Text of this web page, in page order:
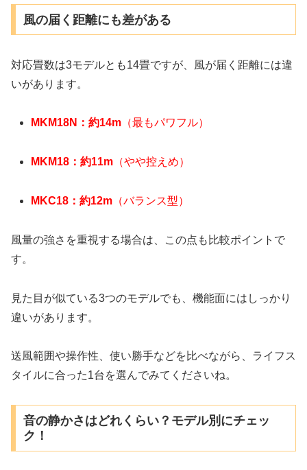
風の届く距離にも差がある
対応畳数は3モデルとも14畳ですが、風が届く距離には違
いがあります。
MKM18N：約14m （最もパワフル）
MKM18：約11m （やや控えめ）
MKC18：約12m （バランス型）
風量の強さを重視する場合は、この点も比較ポイントで
す。
見た目が似ている3つのモデルでも、機能面にはしっかり
違いがあります。
送風範囲や操作性、使い勝手などを比べながら、ライフス
タイルに合った1台を選んでみてくださいね。
音の静かさはどれくらい？モデル別にチェッ
ク！